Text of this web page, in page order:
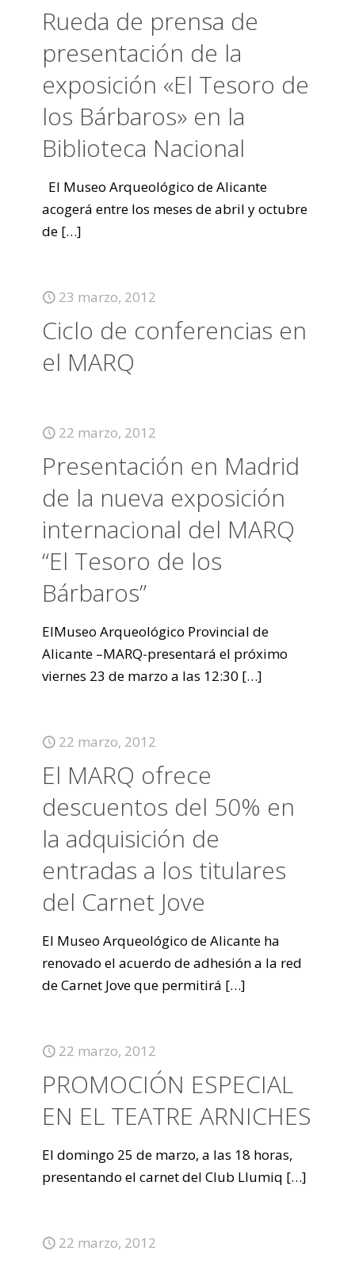
Rueda de prensa de
presentación de la
exposición «El Tesoro de
los Bárbaros» en la
Biblioteca Nacional
El Museo Arqueológico de Alicante
acogerá entre los meses de abril y octubre
de […]
23 marzo, 2012
Ciclo de conferencias en
el MARQ
22 marzo, 2012
Presentación en Madrid
de la nueva exposición
internacional del MARQ
“El Tesoro de los
Bárbaros”
ElMuseo Arqueológico Provincial de
Alicante –MARQ-presentará el próximo
viernes 23 de marzo a las 12:30 […]
22 marzo, 2012
El MARQ ofrece
descuentos del 50% en
la adquisición de
entradas a los titulares
del Carnet Jove
El Museo Arqueológico de Alicante ha
renovado el acuerdo de adhesión a la red
de Carnet Jove que permitirá […]
22 marzo, 2012
PROMOCIÓN ESPECIAL
EN EL TEATRE ARNICHES
El domingo 25 de marzo, a las 18 horas,
presentando el carnet del Club Llumiq […]
22 marzo, 2012